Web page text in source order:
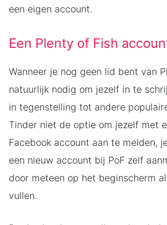
een eigen account.
Een Plenty of Fish
Wanneer je nog geen lid bent van
natuurlijk nodig om jezelf in te
in tegenstelling tot andere
Tinder niet de optie om jezelf met
Facebook account aan te melden,
een nieuw account bij PoF zelf
door meteen op het beginscherm
vullen.